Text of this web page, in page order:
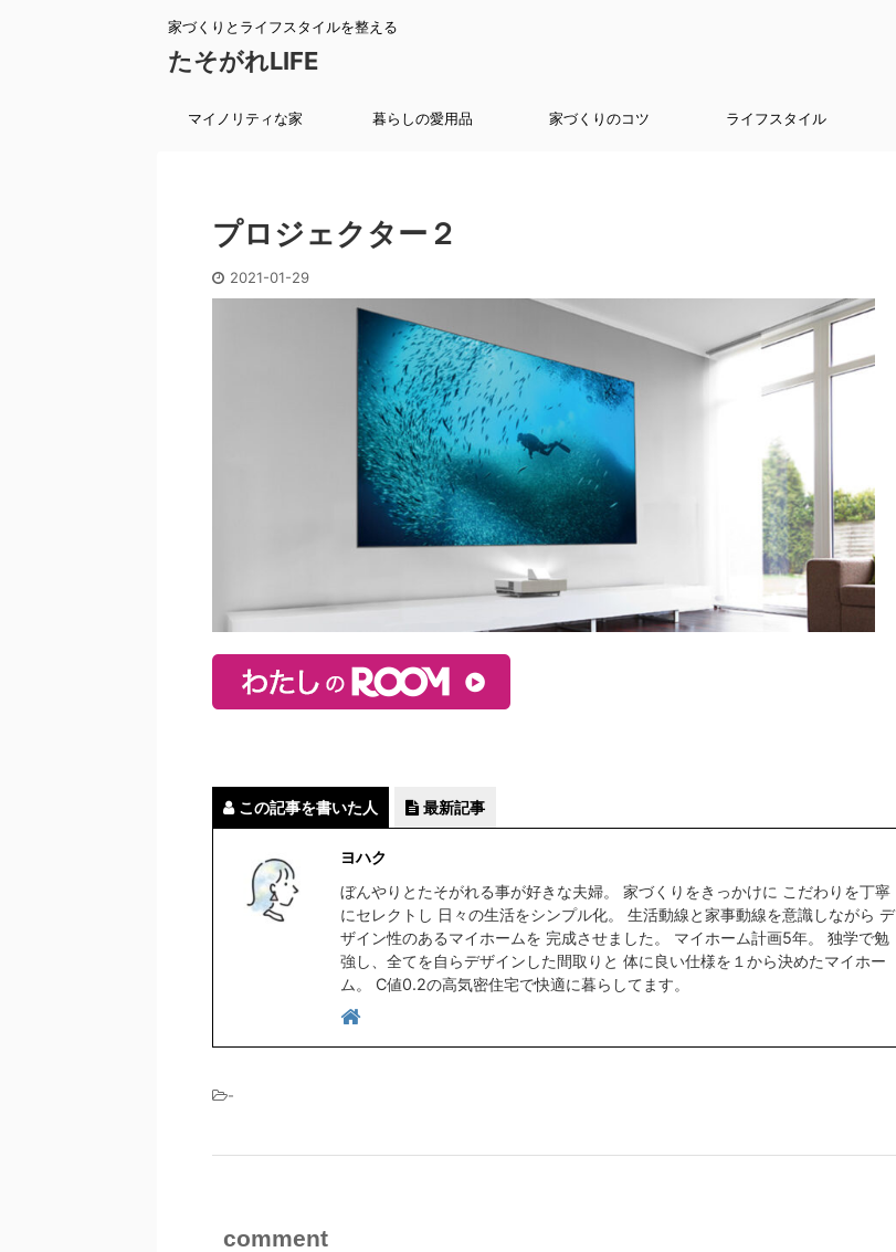
家づくりとライフスタイルを整える
たそがれLIFE
マイノリティな家 暮らしの愛用品 家づくりのコツ ライフスタイル
プロジェクター２
2021-01-29
この記事を書いた人 最新記事
ヨハク
ぼんやりとたそがれる事が好きな夫婦。 家づくりをきっかけに こだわりを丁寧
にセレクトし 日々の生活をシンプル化。 生活動線と家事動線を意識しながら デ
ザイン性のあるマイホームを 完成させました。 マイホーム計画5年。 独学で勉
強し、全てを自らデザインした間取りと 体に良い仕様を１から決めたマイホー
ム。 C値0.2の高気密住宅で快適に暮らしてます。
-
comment